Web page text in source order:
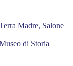
Madre, Salone
di Storia